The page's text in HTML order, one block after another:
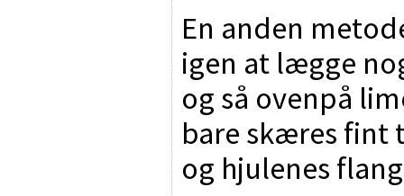
En anden
igen at lægge
og så ovenpå
bare skæres fint
og hjulenes